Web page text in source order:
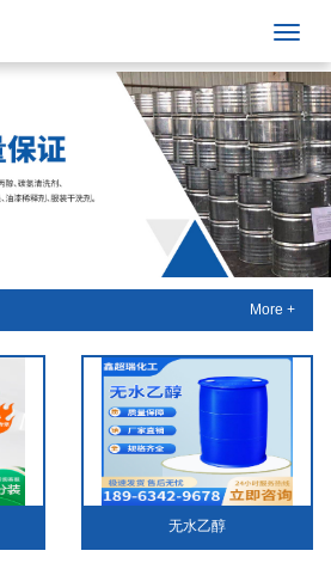
More +
无水乙醇